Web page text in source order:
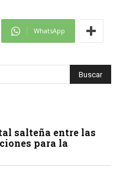
WhatsApp
salteña entre las
para la